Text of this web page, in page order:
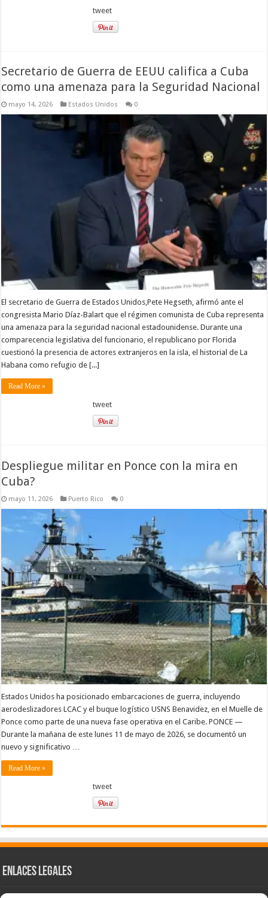
tweet
Secretario de Guerra de EEUU califica a Cuba
como una amenaza para la Seguridad Nacional
mayo 14, 2026 Estados Unidos 0
El secretario de Guerra de Estados Unidos,Pete Hegseth, afirmó ante el
congresista Mario Díaz-Balart que el régimen comunista de Cuba representa
una amenaza para la seguridad nacional estadounidense. Durante una
comparecencia legislativa del funcionario, el republicano por Florida
cuestionó la presencia de actores extranjeros en la isla, el historial de La
Habana como refugio de [...]
Read More »
tweet
Despliegue militar en Ponce con la mira en
Cuba?
mayo 11, 2026 Puerto Rico 0
Estados Unidos ha posicionado embarcaciones de guerra, incluyendo
aerodeslizadores LCAC y el buque logístico USNS Benavidez, en el Muelle de
Ponce como parte de una nueva fase operativa en el Caribe. PONCE —
Durante la mañana de este lunes 11 de mayo de 2026, se documentó un
nuevo y significativo …
Read More »
tweet
Enlaces Legales